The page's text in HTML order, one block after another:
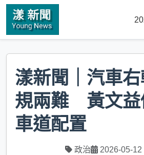
漾新聞｜汽車
規兩難 黃文益
車道配置
政治 2026-05-12